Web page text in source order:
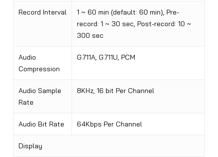
Record Interval
1 ~ 60 min (default: 60 min), Pre-
record: 1 ~ 30 sec, Post-record: 10 ~
300 sec
Audio
Compression
G.711A, G.711U, PCM
Audio Sample
Rate
8KHz, 16 bit Per Channel
Audio Bit Rate 64Kbps Per Channel
Display